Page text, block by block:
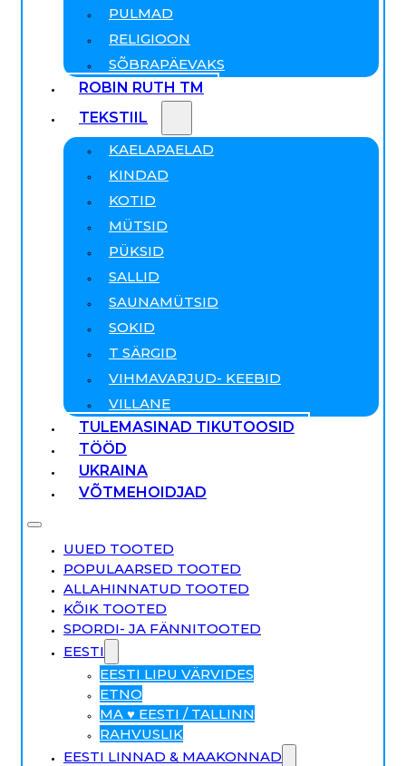
PULMAD
RELIGIOON
SÕBRAPÄEVAKS
ROBIN RUTH TM
TEKSTIIL
KAELAPAELAD
KINDAD
KOTID
MÜTSID
PÜKSID
SALLID
SAUNAMÜTSID
SOKID
T SÄRGID
VIHMAVARJUD- KEEBID
VILLANE
TULEMASINAD TIKUTOOSID
TÖÖD
UKRAINA
VÕTMEHOIDJAD
UUED TOOTED
POPULAARSED TOOTED
ALLAHINNATUD TOOTED
KÕIK TOOTED
SPORDI- JA FÄNNITOOTED
EESTI
EESTI LIPU VÄRVIDES
ETNO
MA ♥ EESTI / TALLINN
RAHVUSLIK
EESTI LINNAD & MAAKONNAD